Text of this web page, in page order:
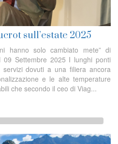
sull’estate 2025
hanno solo cambiato mete” di
Settembre 2025 I lunghi ponti
dovuti a una filiera ancora
e le alte temperature
che secondo il ceo di Viag...